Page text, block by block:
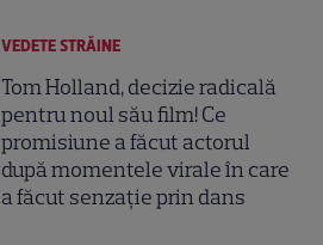
VEDETE STRĂINE
Tom Holland, decizie radicală
pentru noul său film! Ce
promisiune a făcut actorul
după momentele virale în care
a făcut senzație prin dans